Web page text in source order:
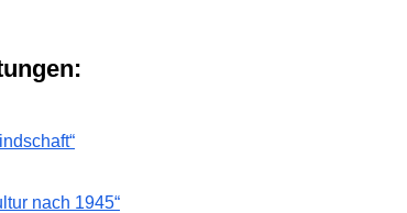
nach 1945“